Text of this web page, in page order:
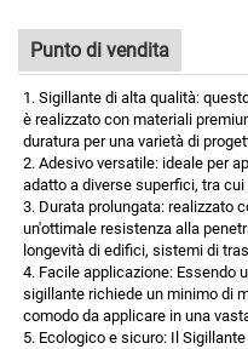
Punto di vendita
1. Sigillante di alta qualità:
è realizzato con materiali
duratura per una varietà di
2. Adesivo versatile: ideale per
adatto a diverse superfici, tra
3. Durata prolungata: realizzato
un'ottimale resistenza alla
longevità di edifici, sistemi di
4. Facile applicazione: Essendo
sigillante richiede un minimo di
comodo da applicare in una
5. Ecologico e sicuro: Il